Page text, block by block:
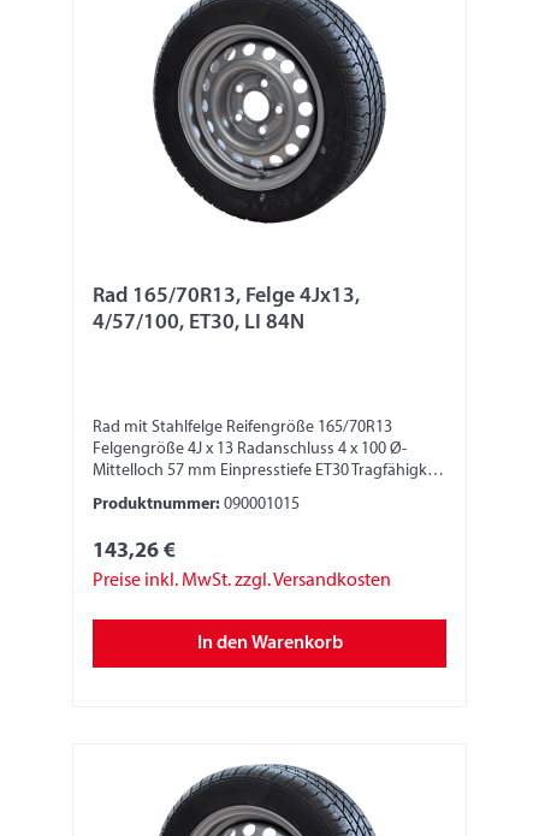
Rad 165/70R13, Felge 4Jx13,
4/57/100, ET30, LI 84N
Rad mit Stahlfelge Reifengröße 165/70R13
Felgengröße 4J x 13 Radanschluss 4 x 100 Ø-
Mittelloch 57 mm Einpresstiefe ET30 Tragfähigkeit
500 kg LI 84N
Produktnummer: 090001015
143,26 €
Preise inkl. MwSt. zzgl. Versandkosten
In den Warenkorb